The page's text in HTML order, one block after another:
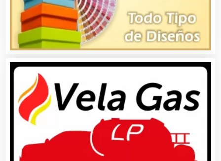
Alarmas
Albercas
Alimentos
Almacenaje